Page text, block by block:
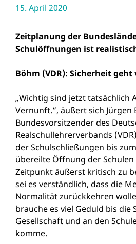
15. April 2020
Zeitplanung der
Schulöffnungen ist
Böhm (VDR): Sicherheit
„Wichtig sind jetzt tatsächlich
Vernunft.“, äußert sich Jürgen
Bundesvorsitzender des
Realschullehrerverbands
der Schulschließungen bis
übereilte Öffnung der
Zeitpunkt äußerst kritisch zu
sei es verständlich, dass die
Normalität zurückkehren
brauche es viel Geduld bis die
Gesellschaft und an den
komme.